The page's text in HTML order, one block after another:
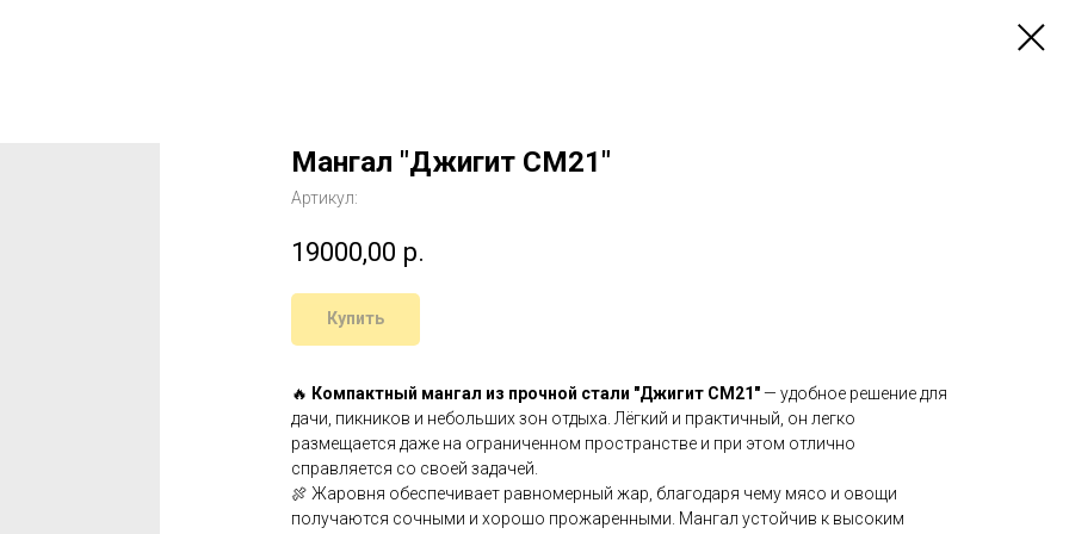
Мангал "Джигит СМ21"
Артикул:
19000,00 р.
Купить
🔥 Компактный мангал из прочной стали "Джигит СМ21"— удобное решение для
дачи, пикников и небольших зон отдыха. Лёгкий и практичный, он легко
размещается даже на ограниченном пространстве и при этом отлично
справляется со своей задачей.
🍖 Жаровня обеспечивает равномерный жар, благодаря чему мясо и овощи
получаются сочными и хорошо прожаренными. Мангал устойчив к высоким